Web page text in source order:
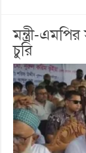
মন্ত্রী-
চুরি